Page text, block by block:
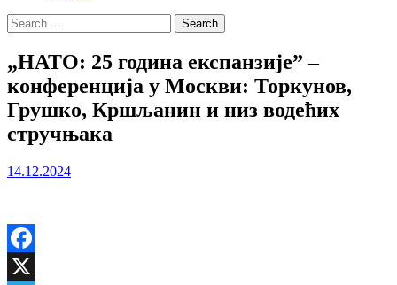
Search
for:
„НАТО: 25 година експанзије” –
конференција у Москви: Торкунов,
Грушко, Кршљанин и низ водећих
стручњака
14.12.2024
Facebook